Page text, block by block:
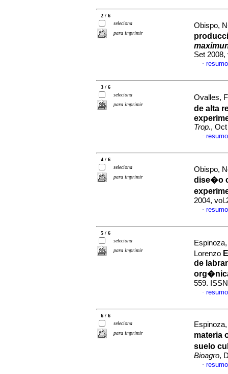
2 / 6
seleciona
para imprimir
Obispo,
Set 2008,
·
3 / 6
seleciona
para imprimir
Ovalles,
de alta
Trop.,
·
4 / 6
seleciona
para imprimir
Obispo,
dise�o
2004,
·
5 / 6
seleciona
para imprimir
Lorenzo
de
559.
·
6 / 6
seleciona
para imprimir
materia
suelo
Bioagro,
·